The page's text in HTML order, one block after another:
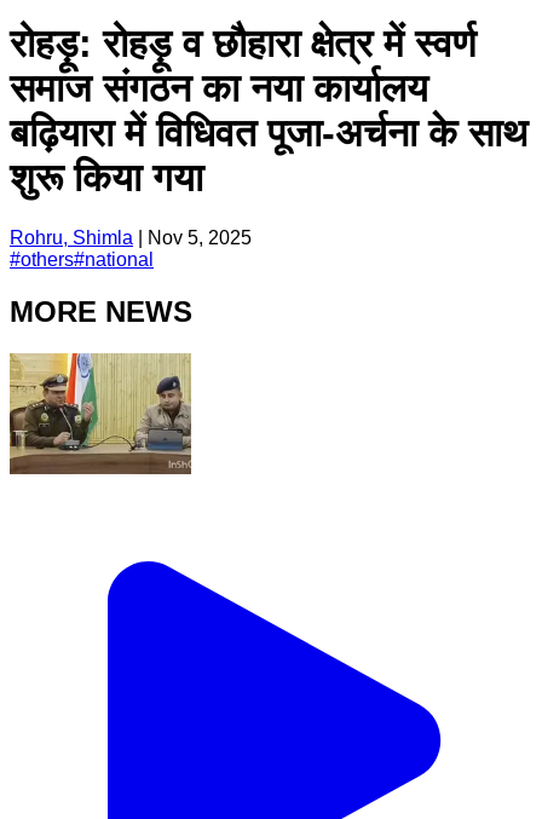
रोहड़ू: रोहड़ू व छौहारा क्षेत्र में स्वर्ण
समाज संगठन का नया कार्यालय
बढ़ियारा में विधिवत पूजा-अर्चना के साथ
शुरू किया गया
Rohru, Shimla
Nov 5, 2025
#others#national
MORE NEWS